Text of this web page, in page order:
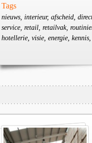
Tags
nieuws, interieur, afscheid,
service, retail, retailvak,
hotellerie, visie, energie,